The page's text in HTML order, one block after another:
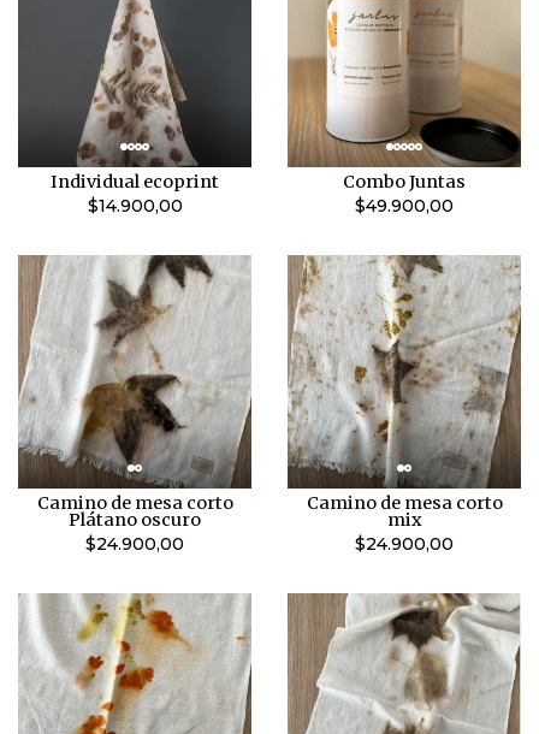
Individual ecoprint
$14.900,00
Combo Juntas
$49.900,00
Camino de mesa corto
Plátano oscuro
$24.900,00
Camino de mesa corto
mix
$24.900,00